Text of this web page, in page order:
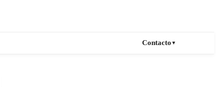
Contacto ▼